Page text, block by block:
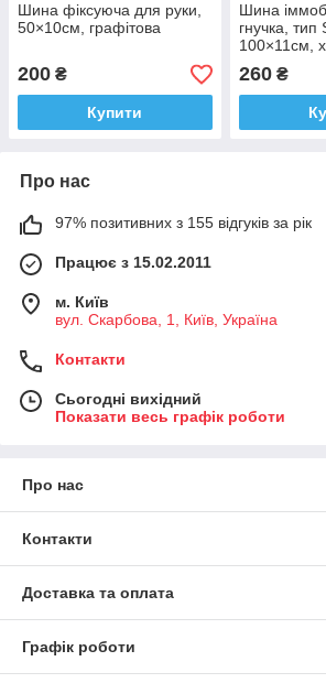
Шина фіксуюча для руки,
50×10см, графітова
200 ₴
Купити
Шина
гнучка, тип
100×11см,
260₴
Про нас
97% позитивних з 155 відгуків за рік
Працює з 15.02.2011
м. Київ
вул. Скарбова, 1, Київ, Україна
Контакти
Сьогодні вихідний
Показати весь графік роботи
Про нас
Контакти
Доставка та оплата
Графік роботи